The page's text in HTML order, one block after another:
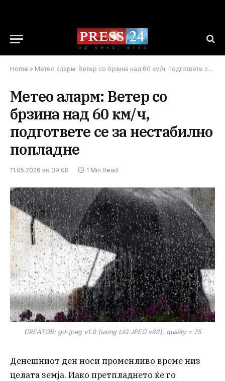
Home » Метео аларм: Ветер со брзина над 60 км/ч, подгответе се за нестабилно попладне
Метео аларм: Ветер со
брзина над 60 км/ч,
подгответе се за нестабилно
попладне
11.05.2026 во 09:08 1 Min Read
CREATOR: gd-jpeg v1.0 (using IJG JPEG v62), quality = 75
Денешниот ден носи променливо време низ
целата земја. Иако претпладнето ќе го